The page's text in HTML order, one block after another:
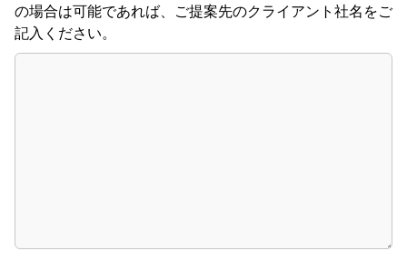
の場合は可能であれば、ご提案先のクライアント社名をご
記入ください。